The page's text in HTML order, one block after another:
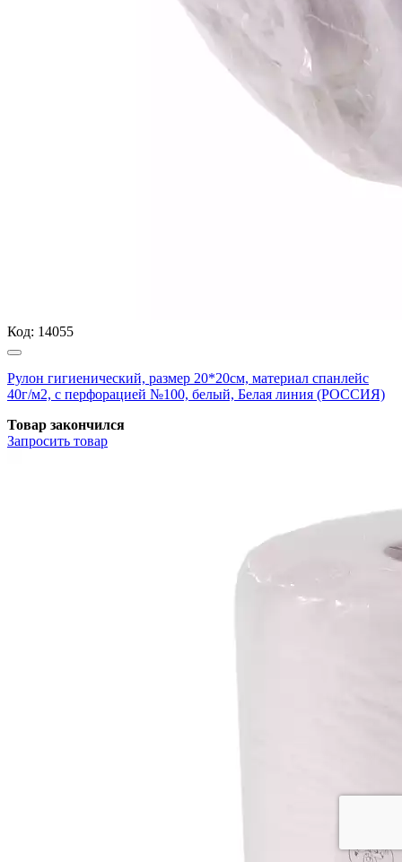
Код: 14055
Рулон гигиенический, размер 20*20см, материал спанлейс
40г/м2, с перфорацией №100, белый, Белая линия (РОССИЯ)
Товар закончился
Запросить товар